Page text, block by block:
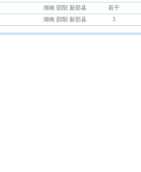
湖南 邵阳 新邵县 若干
湖南 邵阳 新邵县 3